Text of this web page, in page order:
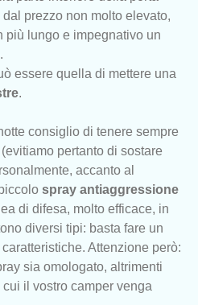
prezzo non molto elevato,
più lungo e impegnativo un
essere quella di mettere una
.
consiglio di tenere sempre
(evitiamo pertanto di sostare
accanto al
spray antiaggressione
di difesa, molto efficace, in
diversi tipi: basta fare un
Attenzione però:
sia omologato, altrimenti
il vostro camper venga